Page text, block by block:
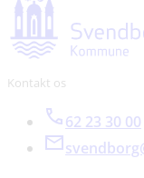
Kontakt os
62 23 30 00